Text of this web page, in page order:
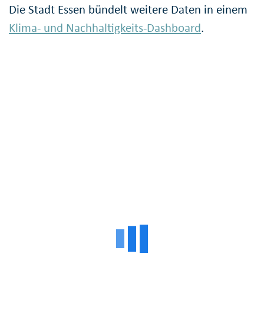
Die Stadt Essen bündelt weitere Daten in einem
Klima- und Nachhaltigkeits-Dashboard.